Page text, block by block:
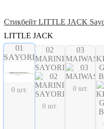
Стикбейт LITTLE JACK
LITTLE JACK
01
SAYORI
0 шт.
02
MARINE
SAYORI
0 шт.
03
0 шт.